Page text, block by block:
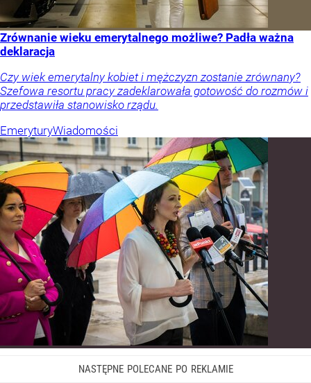
Zrównanie wieku emerytalnego możliwe? Padła ważna
deklaracja
Czy wiek emerytalny kobiet i mężczyzn zostanie zrównany?
Szefowa resortu pracy zadeklarowała gotowość do rozmów i
przedstawiła stanowisko rządu.
EmeryturyWiadomości